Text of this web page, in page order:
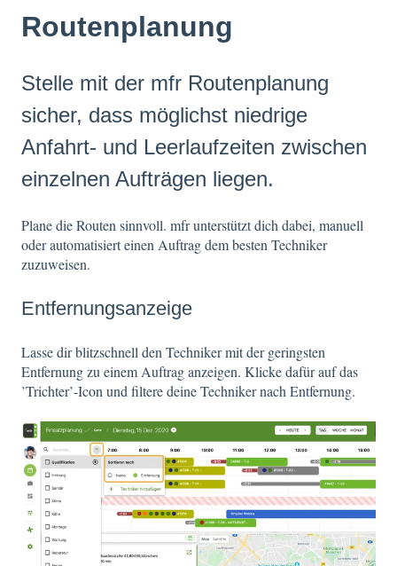
Routenplanung
Stelle mit der mfr Routenplanung
sicher, dass möglichst niedrige
Anfahrt- und Leerlaufzeiten zwischen
einzelnen Aufträgen liegen.
Plane die Routen sinnvoll. mfr unterstützt dich dabei, manuell
oder automatisiert einen Auftrag dem besten Techniker
zuzuweisen.
Entfernungsanzeige
Lasse dir blitzschnell den Techniker mit der geringsten
Entfernung zu einem Auftrag anzeigen. Klicke dafür auf das
’Trichter’-Icon und filtere deine Techniker nach Entfernung.